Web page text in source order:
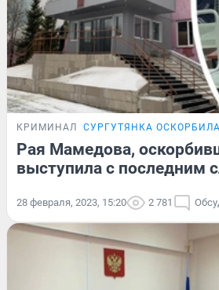
КРИМИНАЛ СУРГУТЯНКА
Рая Мамедова,
выступила с последним
28 февраля, 2023, 15:20 2 781